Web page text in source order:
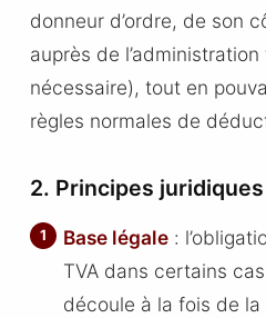
donneur d’ordre, de son
auprès de
nécessaire), tout en
règles normales de
2. Principes
Base légale :
TVA dans certains
découle à la fois de la